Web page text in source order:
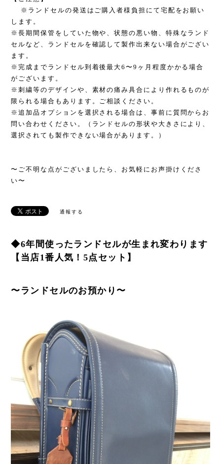
※ランドセルの発送はご購入者様負担にて宅配をお願い
します。
※長期間保管をしていた物や、状態の悪い物、特殊なランド
セルなど、ランドセルを確認して製作出来ない場合がござい
ます。
※完成までランドセル到着後最大6〜9ヶ月程度かかる場合
がございます。
※刺繍等のデザインや、素材の痛み具合により作れるものが
限られる場合もあります。ご相談ください。
※追加品オプションを選択される場合は、事前に質問からお
問い合わせください。（ランドセルの形状や大きさにより、
選択されても製作できない場合があります。）
〜ご不明な点がございましたら、お気軽にお声掛けくださ
い〜
通報する
◆6年間使ったランドセルが生まれ変わります
【当店1番人気！5点セット】
〜ランドセルのお預かり〜